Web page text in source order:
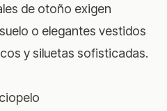
de otoño exigen
o elegantes vestidos
y siluetas sofisticadas.